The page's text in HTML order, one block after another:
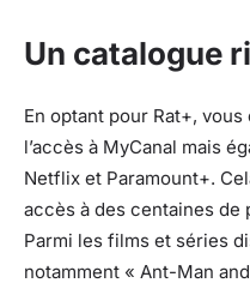
Un catalogue
En optant pour Rat+,
l’accès à MyCanal mais
Netflix et Paramount+.
accès à des centaines de
Parmi les films et séries
notamment « Ant-Man